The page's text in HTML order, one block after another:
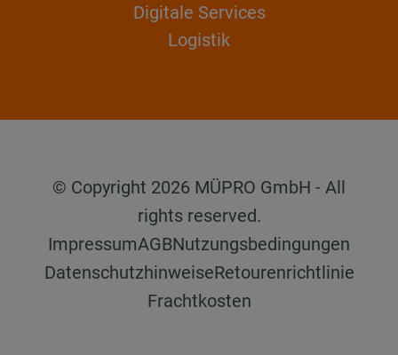
Digitale Services
Logistik
© Copyright 2026 MÜPRO GmbH - All
rights reserved.
ImpressumAGBNutzungsbedingungen
DatenschutzhinweiseRetourenrichtlinie
Frachtkosten